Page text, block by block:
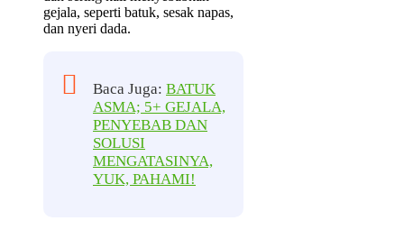
gejala, seperti batuk, sesak napas,
dan nyeri dada.
Baca Juga: BATUK
ASMA; 5+ GEJALA,
PENYEBAB DAN
SOLUSI
MENGATASINYA,
YUK, PAHAMI!